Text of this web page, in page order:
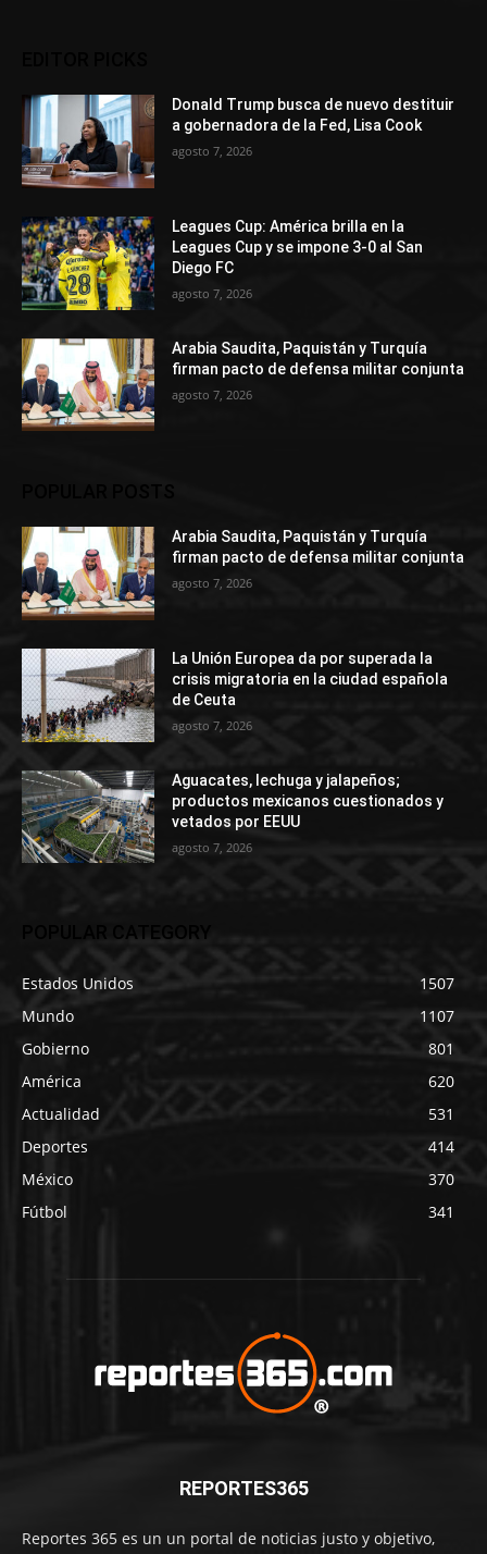
Donald Trump busca de nuevo destituir
a gobernadora de la Fed, Lisa Cook
agosto 7, 2026
Leagues Cup: América brilla en la
Leagues Cup y se impone 3-0 al San
Diego FC
agosto 7, 2026
Arabia Saudita, Paquistán y Turquía
firman pacto de defensa militar conjunta
agosto 7, 2026
Arabia Saudita, Paquistán y Turquía
firman pacto de defensa militar conjunta
agosto 7, 2026
La Unión Europea da por superada la
crisis migratoria en la ciudad española
de Ceuta
agosto 7, 2026
Aguacates, lechuga y jalapeños;
productos mexicanos cuestionados y
vetados por EEUU
agosto 7, 2026
POPULAR CATEGORY
Estados Unidos
1507
Mundo
1107
Gobierno
801
América
620
Actualidad
531
Deportes
414
México
370
Fútbol
341
REPORTES365
Reportes 365 es un un portal de noticias justo y objetivo,